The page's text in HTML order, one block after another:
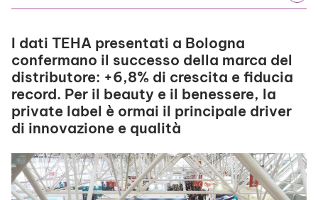
I dati TEHA presentati a Bologna
confermano il successo della marca del
distributore: +6,8% di crescita e fiducia
record. Per il beauty e il benessere, la
private label è ormai il principale driver
di innovazione e qualità